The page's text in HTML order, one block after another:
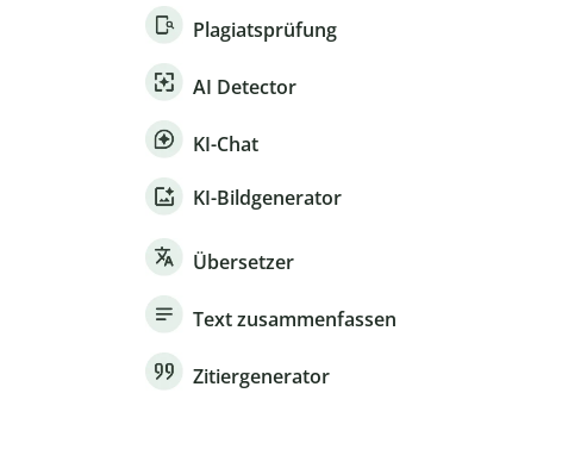
Plagiatsprüfung
AI Detector
KI-Chat
KI-Bildgenerator
Übersetzer
Text zusammenfassen
Zitiergenerator